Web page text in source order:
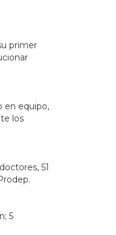
primer
en equipo,
los
51
5